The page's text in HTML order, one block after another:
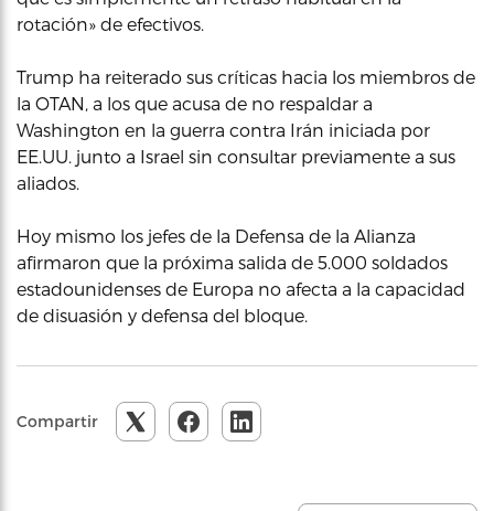
rotación» de efectivos.
Trump ha reiterado sus críticas hacia los miembros de
la OTAN, a los que acusa de no respaldar a
Washington en la guerra contra Irán iniciada por
EE.UU. junto a Israel sin consultar previamente a sus
aliados.
Hoy mismo los jefes de la Defensa de la Alianza
afirmaron que la próxima salida de 5.000 soldados
estadounidenses de Europa no afecta a la capacidad
de disuasión y defensa del bloque.
Compartir